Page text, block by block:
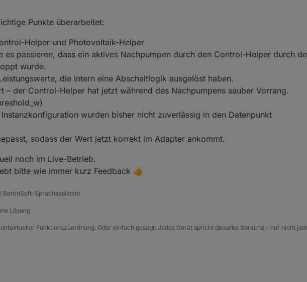
Punkte überarbeitet:
Helper und Photovoltaik-Helper
es passieren, dass ein aktives Nachpumpen durch den Control-Helper durch
wurde.
die intern eine Abschaltlogik ausgelöst haben.
– der Control-Helper hat jetzt während des Nachpumpens sauber Vorrang.
wurden bisher nicht zuverlässig in den Datenpunkt
sodass der Wert jetzt korrekt im Adapter ankommt.
noch im Live-Betrieb.
bitte wie immer kurz Feedback 👍
BertinSoft-Sprachassistent
Lösung
Funktionszuordnung. Oder einfach gesagt: Jedes Gerät spricht dieselbe Sprache - nur nicht